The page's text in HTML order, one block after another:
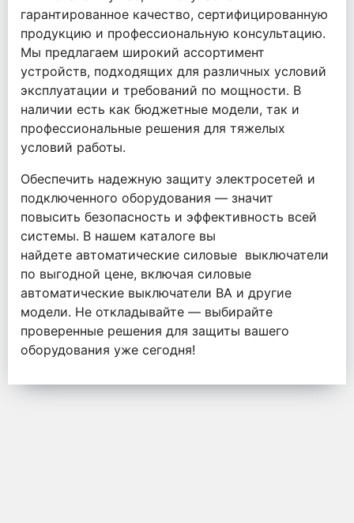
гарантированное качество, сертифицированную
продукцию и профессиональную консультацию.
Мы предлагаем широкий ассортимент
устройств, подходящих для различных условий
эксплуатации и требований по мощности. В
наличии есть как бюджетные модели, так и
профессиональные решения для тяжелых
условий работы.
Обеспечить надежную защиту электросетей и
подключенного оборудования — значит
повысить безопасность и эффективность всей
системы. В нашем каталоге вы
найдете автоматические силовые выключатели
по выгодной цене, включая силовые
автоматические выключатели ВА и другие
модели. Не откладывайте — выбирайте
проверенные решения для защиты вашего
оборудования уже сегодня!